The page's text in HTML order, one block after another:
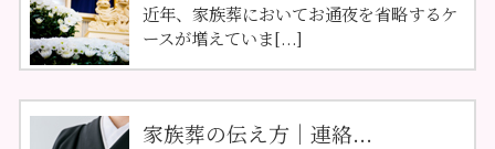
近年、家族葬においてお通夜を省略するケ
ースが増えていま[...]
家族葬の伝え方｜連絡...